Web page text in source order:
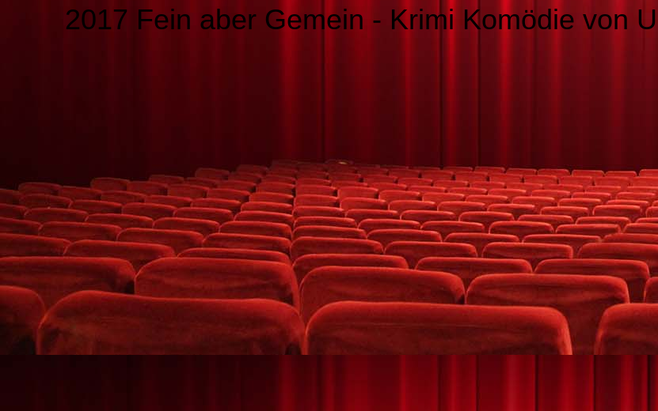
2017 Fein aber Gemein - Krimi Komödie von